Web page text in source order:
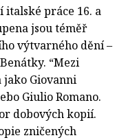
práce 16. a
jsou téměř
výtvarného dění –
“Mezi
jako Giovanni
Giulio Romano.
dobových kopií.
zničených